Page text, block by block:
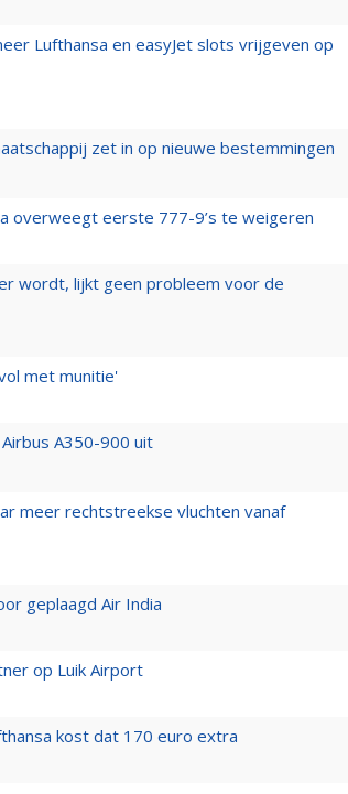
Lufthansa en easyJet slots vrijgeven op
zet in op nieuwe bestemmingen
overweegt eerste 777-9’s te weigeren
wordt, lijkt geen probleem voor de
met munitie'
A350-900 uit
meer rechtstreekse vluchten vanaf
geplaagd Air India
op Luik Airport
kost dat 170 euro extra